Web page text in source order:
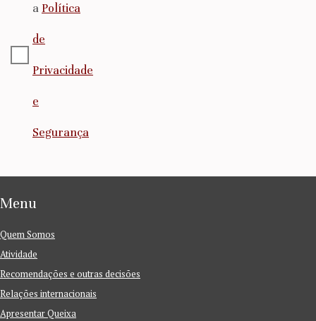
a Política
de
Privacidade
e
Segurança
Menu
Quem Somos
Atividade
Recomendações e outras decisões
Relações internacionais
Apresentar Queixa